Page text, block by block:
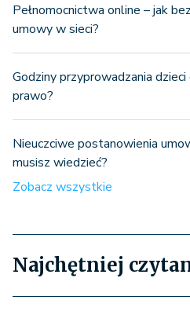
Pełnomocnictwa online – jak
umowy w sieci?
Godziny przyprowadzania
prawo?
Nieuczciwe postanowienia
musisz wiedzieć?
Zobacz wszystkie
Najchętniej